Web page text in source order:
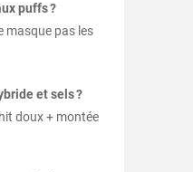
puffs ?
masque pas les
et sels ?
doux + montée